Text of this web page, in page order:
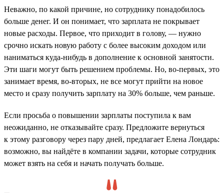
Неважно, по какой причине, но сотруднику понадобилось
больше денег. И он понимает, что зарплата не покрывает
новые расходы. Первое, что приходит в голову, — нужно
срочно искать новую работу с более высоким доходом или
наниматься куда-нибудь в дополнение к основной занятости.
Эти шаги могут быть решением проблемы. Но, во-первых, это
занимает время, во-вторых, не все могут прийти на новое
место и сразу получить зарплату на 30% больше, чем раньше.
Если просьба о повышении зарплаты поступила к вам
неожиданно, не отказывайте сразу. Предложите вернуться
к этому разговору через пару дней, предлагает Елена Лондарь:
возможно, вы найдёте в компании задачи, которые сотрудник
может взять на себя и начать получать больше.